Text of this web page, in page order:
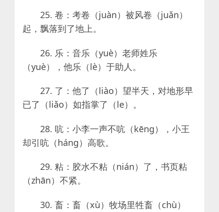
25. 卷：考卷（juàn）被风卷（juǎn）
起，飘落到了地上。
26. 乐：音乐（yuè）老师姓乐
（yuè），他乐（lè）于助人。
27. 了：他了（liào）望半天，对地形早
已了（liǎo）如指掌了（le）。
28. 吭：小李一声不吭（kēng），小王
却引吭（háng）高歌。
29. 粘：胶水不粘（nián）了，书页粘
（zhān）不紧。
30. 畜：畜（xù）牧场里牲畜（chù）